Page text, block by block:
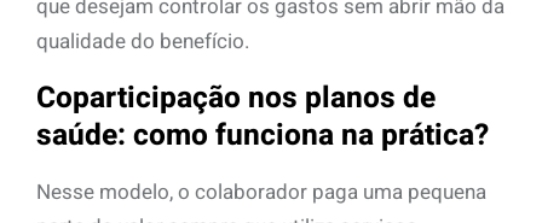
que desejam controlar os gastos sem abrir mão da
qualidade do benefício.
Coparticipação nos planos de
saúde: como funciona na prática?
Nesse modelo, o colaborador paga uma pequena